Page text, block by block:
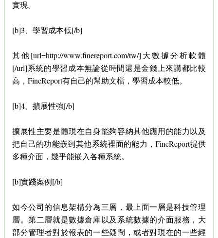
實現。
[b]3、學習成本低[/b]
其他[url=http://www.finereport.com/tw/]大數據分析軟體
[/url]系統的學習成本無論從時間還是金錢上來講都比較
高，FineReport有自己的幫助文檔，學習成本較低。
[b]4、擴展性強[/b]
擴展性主要是體現在自身能夠容納其他應用的能力以及
把自己的功能嵌到其他系統裡面的能力，FineReport提供
多種介面，幾乎能嵌入各種系統。
[b]實踐案例[/b]
如今公司的信息架構分為三層，最上面一層是科技管理
層。第二層就是數據倉庫以及系統數據的介面服務，大
部分管理者對於報表的一些疑問，或者對現在的一些經